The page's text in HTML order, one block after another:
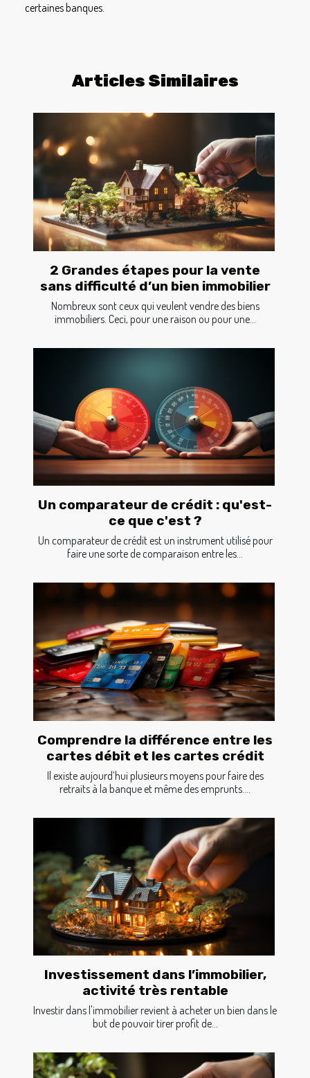
certaines banques.
Articles Similaires
2 Grandes étapes pour la vente
sans difficulté d’un bien immobilier
Nombreux sont ceux qui veulent vendre des biens
immobiliers. Ceci, pour une raison ou pour une...
Un comparateur de crédit : qu'est-
ce que c'est ?
Un comparateur de crédit est un instrument utilisé pour
faire une sorte de comparaison entre les...
Comprendre la différence entre les
cartes débit et les cartes crédit
Il existe aujourd’hui plusieurs moyens pour faire des
retraits à la banque et même des emprunts....
Investissement dans l’immobilier,
activité très rentable
Investir dans l'immobilier revient à acheter un bien dans le
but de pouvoir tirer profit de...